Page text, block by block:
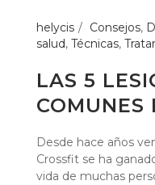
helycis Consejos,
salud, Técnicas,
LAS 5
COMUNES
Desde hace años
Crossfit se ha
vida de muchas